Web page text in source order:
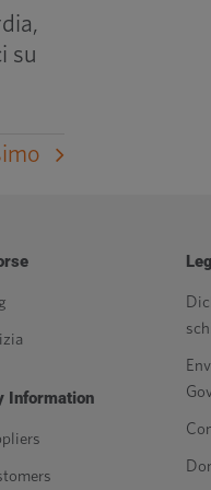
su
Information